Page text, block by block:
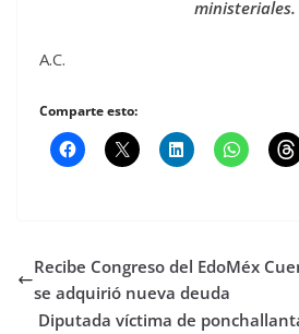
ministeriales.
A.C.
Comparte esto:
Recibe Congreso del EdoMéx
se adquirió nueva deuda
Diputada víctima de